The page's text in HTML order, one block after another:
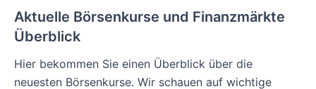
Aktuelle Börsenkurse und Finanzmärkte
Überblick
Hier bekommen Sie einen Überblick über die
neuesten Börsenkurse. Wir schauen auf wichtige